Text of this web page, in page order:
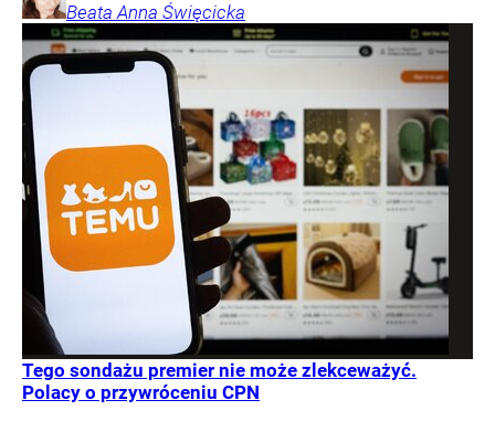
Beata Anna Święcicka
Tego sondażu premier nie może zlekceważyć.
Polacy o przywróceniu CPN